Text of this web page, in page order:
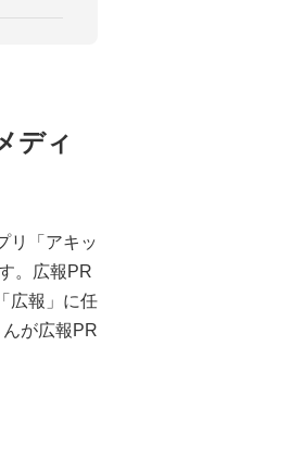
ディ
リ「アキッ
。広報PR
広報」に任
が広報PR